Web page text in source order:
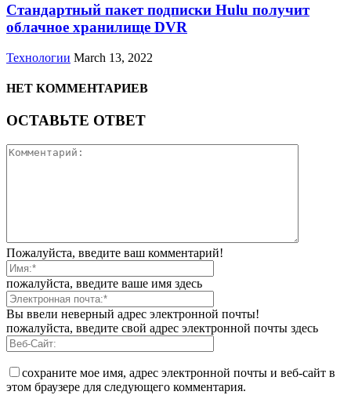
Стандартный пакет подписки Hulu получит
облачное хранилище DVR
Технологии March 13, 2022
НЕТ КОММЕНТАРИЕВ
ОСТАВЬТЕ ОТВЕТ
Пожалуйста, введите ваш комментарий!
пожалуйста, введите ваше имя здесь
Вы ввели неверный адрес электронной почты!
пожалуйста, введите свой адрес электронной почты здесь
сохраните мое имя, адрес электронной почты и веб-сайт в
этом браузере для следующего комментария.